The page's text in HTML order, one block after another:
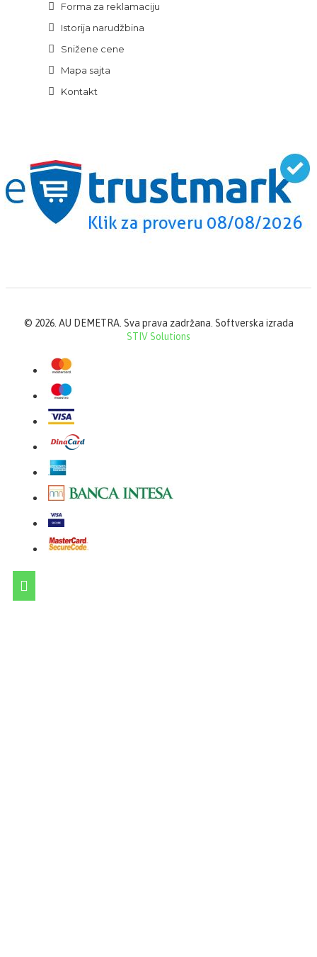
Forma za reklamaciju
Istorija narudžbina
Snižene cene
Mapa sajta
Kontakt
© 2026. AU DEMETRA. Sva prava zadržana. Softverska izrada
STIV Solutions